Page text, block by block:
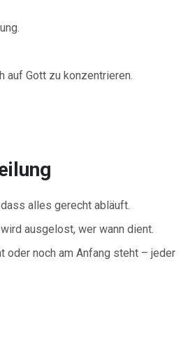
auf Gott zu konzentrieren.
alles gerecht abläuft.
ausgelost, wer wann dient.
oder noch am Anfang steht – jeder